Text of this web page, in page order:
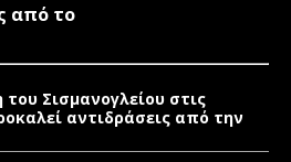
από το
Σισμανογλείου στις
αντιδράσεις από την